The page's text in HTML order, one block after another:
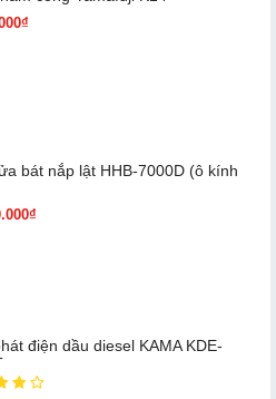
bát nắp lật HHB-7000D (ô kính
điện dầu diesel KAMA KDE-